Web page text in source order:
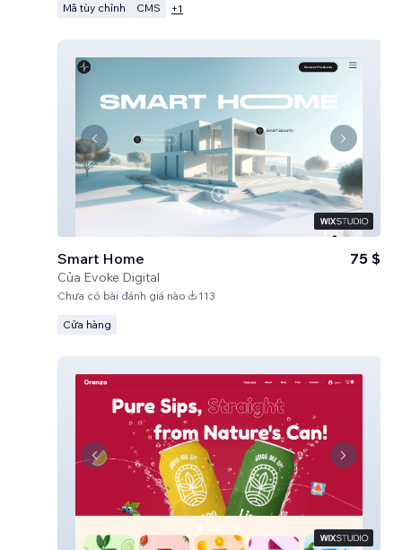
Mã tùy chỉnh CMS +1
Smart Home
Của Evoke Digital
75 $
Chưa có bài đánh giá nào 113
Cửa hàng